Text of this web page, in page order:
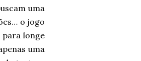
uma
o jogo
para longe
uma